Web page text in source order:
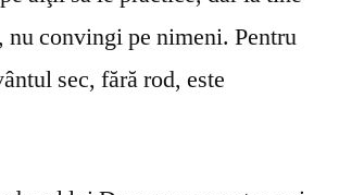
nu convingi pe nimeni. Pentru
sec, fără rod, este